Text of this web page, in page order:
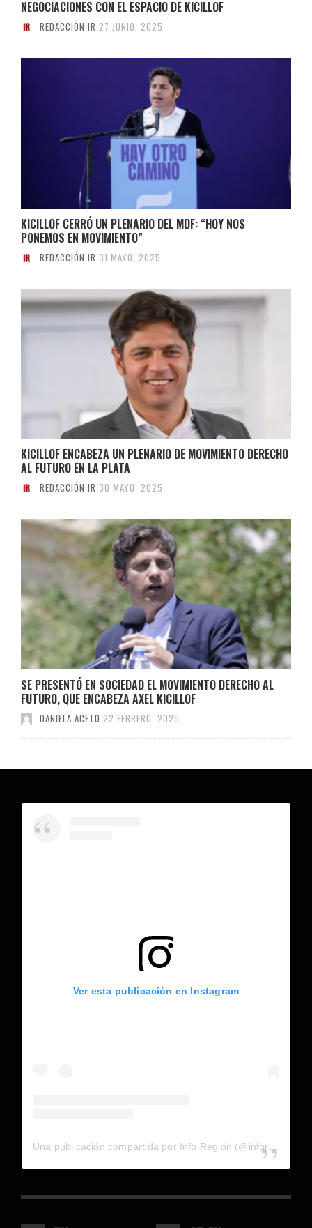
NEGOCIACIONES CON EL ESPACIO DE KICILLOF
REDACCIÓN IR 27 JUNIO, 2025
KICILLOF CERRÓ UN PLENARIO DEL MDF: “HOY NOS
PONEMOS EN MOVIMIENTO”
REDACCIÓN IR 31 MAYO, 2025
KICILLOF ENCABEZA UN PLENARIO DE MOVIMIENTO DERECHO
AL FUTURO EN LA PLATA
REDACCIÓN IR 30 MAYO, 2025
SE PRESENTÓ EN SOCIEDAD EL MOVIMIENTO DERECHO AL
FUTURO, QUE ENCABEZA AXEL KICILLOF
DANIELA ACETO 22 FEBRERO, 2025
Ver esta publicación en Instagram
Una publicación compartida por Info Región (@inforegion_redes)